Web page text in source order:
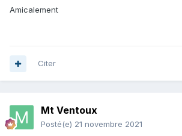
Amicalement
Citer
Mt Ventoux
Posté(e) 21 novembre 2021